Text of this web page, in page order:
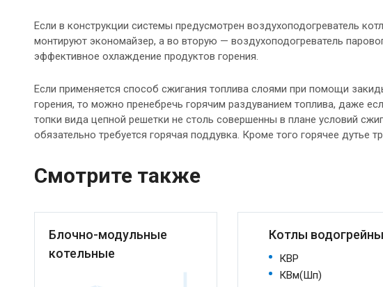
Если в конструкции системы предусмотрен воздухоподогреватель
монтируют экономайзер, а во вторую — воздухоподогреватель
эффективное охлаждение продуктов горения.
Если применяется способ сжигания топлива слоями при помощи
горения, то можно пренебречь горячим раздуванием топлива, даже
топки вида цепной решетки не столь совершенны в плане условий
обязательно требуется горячая поддувка. Кроме того горячее дутье
Смотрите также
Блочно-модульные
котельные
Котлы
КВР
КВм(Шп)